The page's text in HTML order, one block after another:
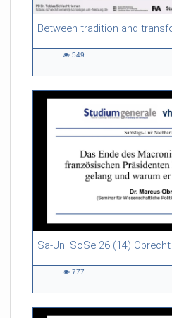
54:13 duration
549
Sa-Uni SoSe 26 (14) Obrecht
46:53 duration
777